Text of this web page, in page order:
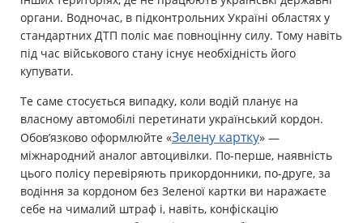
органи. Водночас, в підконтрольних Україні областях у
стандартних ДТП поліс має повноцінну силу. Тому навіть
під час військового стану існує необхідність його
купувати.
Те саме стосується випадку, коли водій планує на
власному автомобілі перетинати український кордон.
Обов’язково оформлюйте «Зелену картку» —
міжнародний аналог автоцивілки. По-перше, наявність
цього полісу перевіряють прикордонники, по-друге, за
водіння за кордоном без Зеленої картки ви наражаєте
себе на чималий штраф і, навіть, конфіскацію